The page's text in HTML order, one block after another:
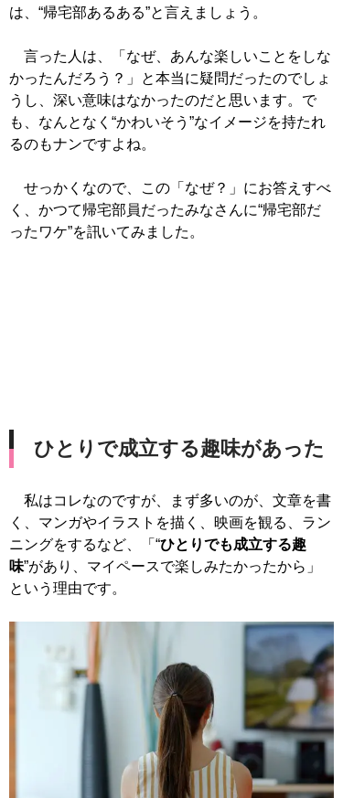
は、“帰宅部あるある”と言えましょう。
言った人は、「なぜ、あんな楽しいことをしな
かったんだろう？」と本当に疑問だったのでしょ
うし、深い意味はなかったのだと思います。で
も、なんとなく“かわいそう”なイメージを持たれ
るのもナンですよね。
せっかくなので、この「なぜ？」にお答えすべ
く、かつて帰宅部員だったみなさんに“帰宅部だ
ったワケ”を訊いてみました。
ひとりで成立する趣味があった
私はコレなのですが、まず多いのが、文章を書
く、マンガやイラストを描く、映画を観る、ラン
ニングをするなど、「“ひとりでも成立する趣
味”があり、マイペースで楽しみたかったから」
という理由です。